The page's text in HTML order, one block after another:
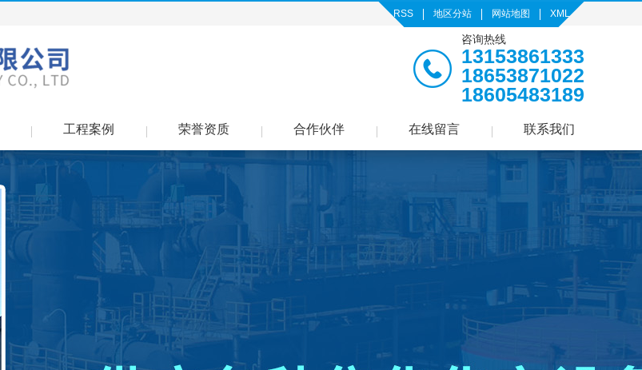
RSS 地区分站 网站地图 XML
咨询热线
13153861333
18653871022
18605483189
工程案例 荣誉资质 合作伙伴 在线留言 联系我们